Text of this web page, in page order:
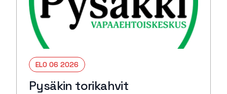
ELO 06 2026
Pysäkin torikahvit